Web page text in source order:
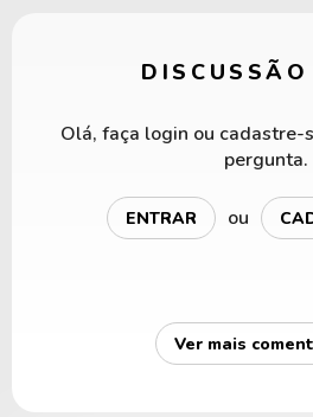
DISCUSSÃO
Olá, faça login ou cadastre-
pergunta.
ENTRAR ou
Ver mais